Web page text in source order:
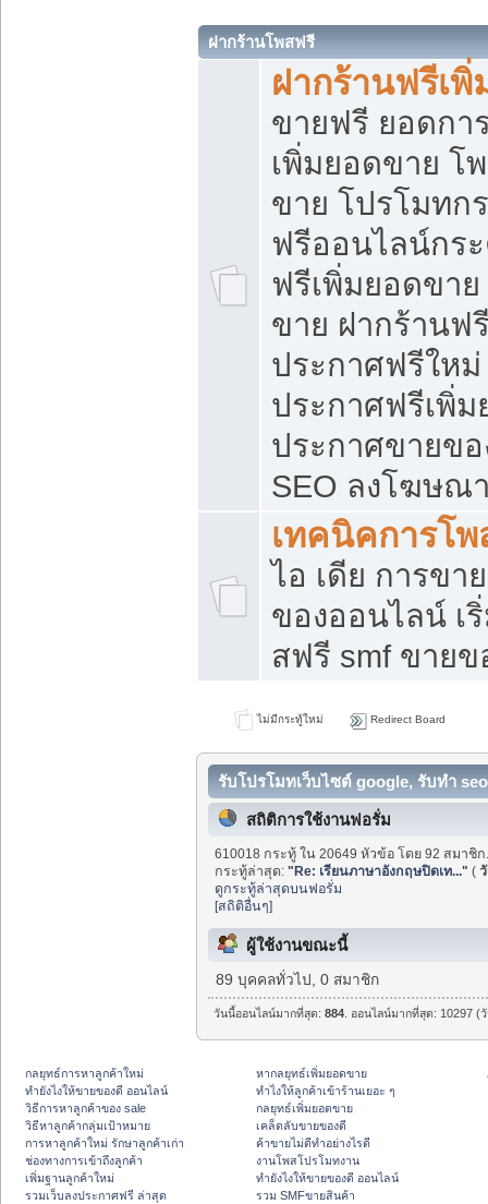
ฝากร้านโพสฟรี
ฝากร้านฟรีเ
ขายฟรี ยอดกา
เพิ่มยอดขาย โ
ขาย โปรโมทก
ฟรีออนไลน์กร
ฟรีเพิ่มยอดขา
ขาย ฝากร้านฟ
ประกาศฟรีใหม่
ประกาศฟรีเพิ่
ประกาศขายข
SEO ลงโฆษณ
เทคนิคการโ
ไอ เดีย การขา
ของออนไลน์ เ
สฟรี smf ขาย
ไม่มีกระทู้ใหม่ Redirect Board
รับโปรโมทเว็บไซต์ google, รับทำ
สถิติการใช้งานฟอรั่ม
610018 กระทู้ ใน 20649 หัวข้อ โดย 92 สมาชิ
กระทู้ล่าสุด:"Re: เรียนภาษาอังกฤษปิดเท..." (
ดูกระทู้ล่าสุดบนฟอรั่ม
[สถิติอื่นๆ]
ผู้ใช้งานขณะนี้
89 บุคคลทั่วไป, 0 สมาชิก
วันนี้ออนไลน์มากที่สุด:884 . ออนไลน์มากที่สุด: 10297
กลยุทธ์การหาลูกค้าใหม่
ทํายังไงให้ขายของดี ออนไลน์
วิธีการหาลูกค้าของ sale
วิธีหาลูกค้ากลุ่มเป้าหมาย
การหาลูกค้าใหม่ รักษาลูกค้าเก่า
ช่องทางการเข้าถึงลูกค้า
เพิ่มฐานลูกค้าใหม่
รวมเว็บลงประกาศฟรี ล่าสุด
หากลยุทธ์เพิ่มยอดขาย
ทําไงให้ลูกค้าเข้าร้านเยอะ ๆ
กลยุทธ์เพิ่มยอดขาย
เคล็ดลับขายของดี
ค้าขายไม่ดีทำอย่างไรดี
งานโพสโปรโมทงาน
ทํายังไงให้ขายของดี ออนไลน์
รวม SMFขายสินค้า